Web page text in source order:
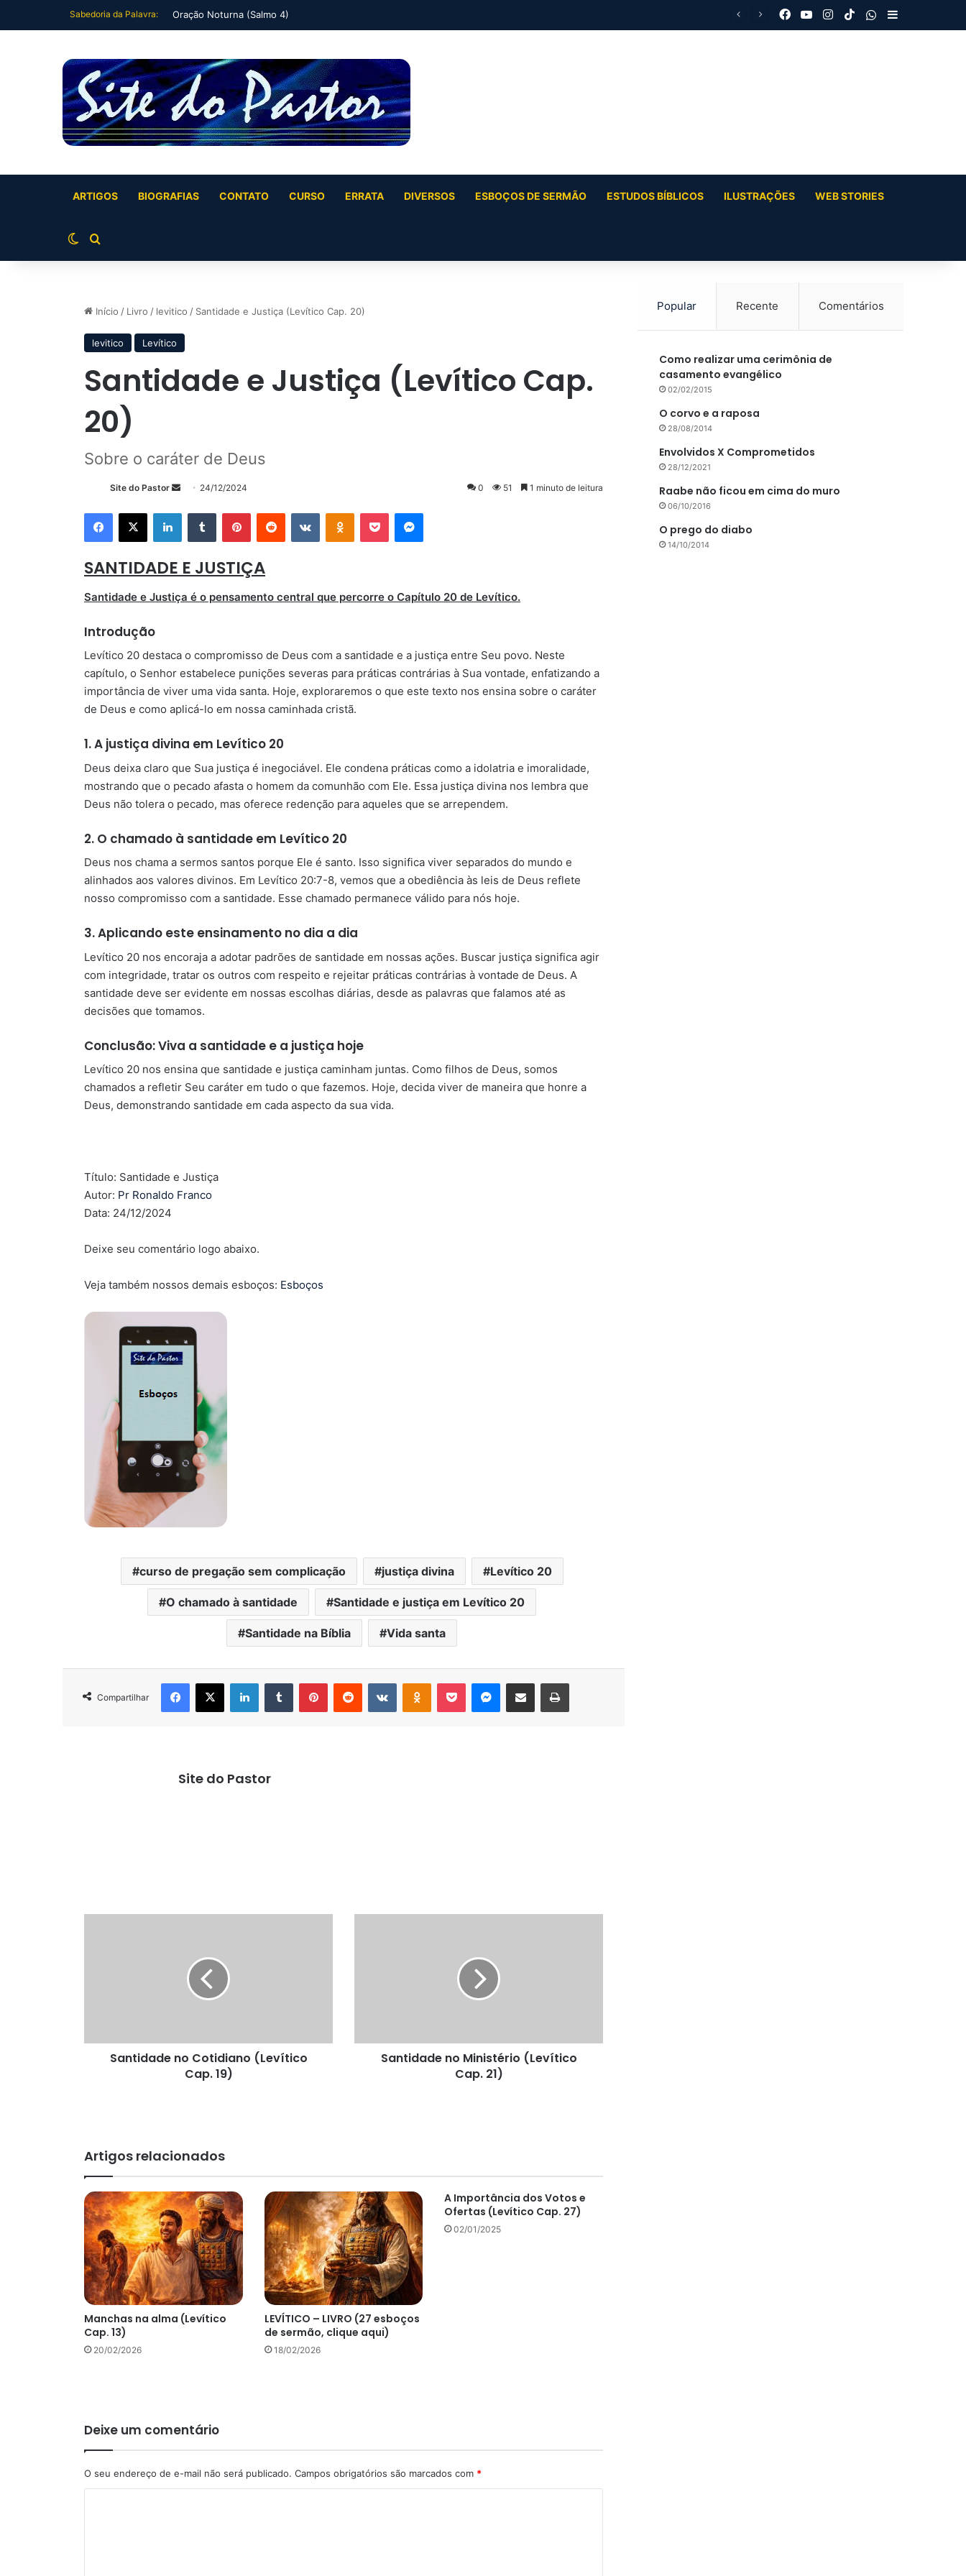
Sabedoria da Palavra: Oração Noturna (Salmo 4) Facebook
YouTubeInstagram
TikTokWhatsApp
Barra Lateral
ARTIGOS BIOGRAFIAS CONTATO CURSO ERRATA DIVERSOS ESBOÇOS DE SERMÃO ESTUDOS BÍBLICOS ILUSTRAÇÕES WEB STORIES
Switch skin
Buscar por
Início / Livro / levitico / Santidade e Justiça (Levítico Cap. 20)
levitico Levítico
Santidade e Justiça (Levítico Cap.
20)
Sobre o caráter de Deus
Site do Pastor
Mande
mail
24/12/2024 0 51 1 minuto de leitura
Facebook
X LinkedinTumblr PinterestReddit VK OK Pocket Messenger
SANTIDADE E JUSTIÇA
Santidade e Justiça é o pensamento central que percorre o Capítulo 20 de Levítico.
Introdução
Levítico 20 destaca o compromisso de Deus com a santidade e a justiça entre Seu povo. Neste
capítulo, o Senhor estabelece punições severas para práticas contrárias à Sua vontade, enfatizando a
importância de viver uma vida santa. Hoje, exploraremos o que este texto nos ensina sobre o caráter
de Deus e como aplicá-lo em nossa caminhada cristã.
1. A justiça divina em Levítico 20
Deus deixa claro que Sua justiça é inegociável. Ele condena práticas como a idolatria e imoralidade,
mostrando que o pecado afasta o homem da comunhão com Ele. Essa justiça divina nos lembra que
Deus não tolera o pecado, mas oferece redenção para aqueles que se arrependem.
2. O chamado à santidade em Levítico 20
Deus nos chama a sermos santos porque Ele é santo. Isso significa viver separados do mundo e
alinhados aos valores divinos. Em Levítico 20:7-8, vemos que a obediência às leis de Deus reflete
nosso compromisso com a santidade. Esse chamado permanece válido para nós hoje.
3. Aplicando este ensinamento no dia a dia
Levítico 20 nos encoraja a adotar padrões de santidade em nossas ações. Buscar justiça significa agir
com integridade, tratar os outros com respeito e rejeitar práticas contrárias à vontade de Deus. A
santidade deve ser evidente em nossas escolhas diárias, desde as palavras que falamos até as
decisões que tomamos.
Conclusão: Viva a santidade e a justiça hoje
Levítico 20 nos ensina que santidade e justiça caminham juntas. Como filhos de Deus, somos
chamados a refletir Seu caráter em tudo o que fazemos. Hoje, decida viver de maneira que honre a
Deus, demonstrando santidade em cada aspecto da sua vida.
Título: Santidade e Justiça
Autor: Pr Ronaldo Franco
Data: 24/12/2024
Deixe seu comentário logo abaixo.
Veja também nossos demais esboços: Esboços
curso de pregação sem complicação justiça divina Levítico 20
O chamado à santidade Santidade e justiça em Levítico 20
Santidade na Bíblia Vida santa
Compartilhar
Facebook
X LinkedinTumblr PinterestReddit VK OK Pocket Messenger
Compartilhar via e-mail Imprimir
Site do Pastor
Santidade no Cotidiano (Levítico
Cap. 19)
Santidade no Ministério (Levítico
Cap. 21)
Artigos relacionados
Manchas na alma (Levítico
Cap. 13)
20/02/2026
LEVÍTICO – LIVRO (27 esboços
de sermão, clique aqui)
18/02/2026
A Importância dos Votos e
Ofertas (Levítico Cap. 27)
02/01/2025
Deixe um comentário
O seu endereço de e-mail não será publicado. Campos obrigatórios são marcados com *
Popular Recente Comentários
Como realizar uma cerimônia de
casamento evangélico
02/02/2015
O corvo e a raposa
28/08/2014
Envolvidos X Comprometidos
28/12/2021
Raabe não ficou em cima do muro
06/10/2016
O prego do diabo
14/10/2014